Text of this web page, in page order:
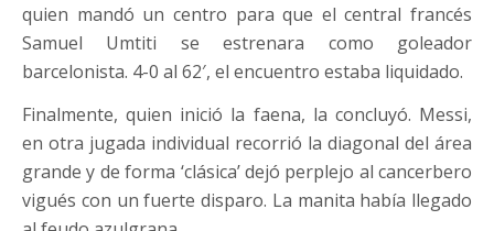
quien mandó un centro para que el central francés
Samuel Umtiti se estrenara como goleador
barcelonista. 4-0 al 62′, el encuentro estaba liquidado.
Finalmente, quien inició la faena, la concluyó. Messi,
en otra jugada individual recorrió la diagonal del área
grande y de forma ‘clásica’ dejó perplejo al cancerbero
vigués con un fuerte disparo. La manita había llegado